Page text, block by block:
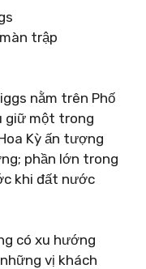
trập
nằm trên Phố
giữ một trong
Kỳ ấn tượng
phần lớn trong
khi đất nước
có xu hướng
vị khách